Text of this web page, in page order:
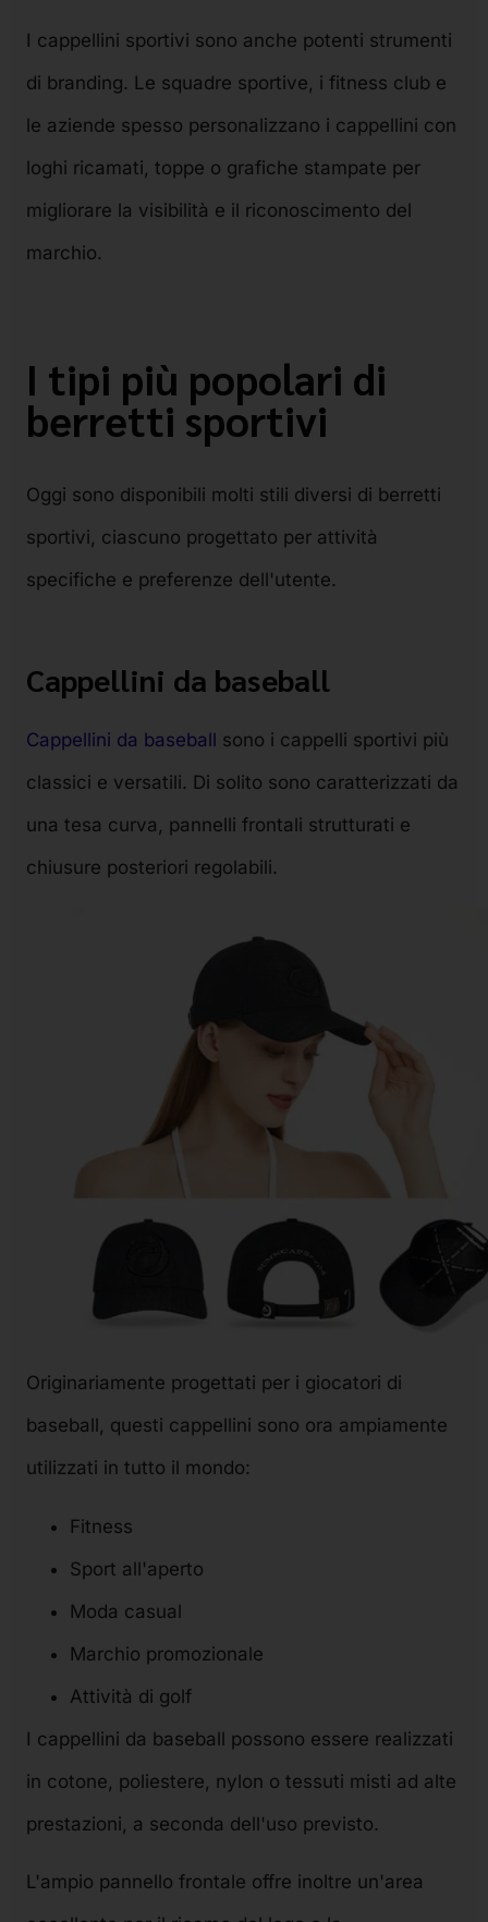
I cappellini sportivi sono anche potenti strumenti
di branding. Le squadre sportive, i fitness club e
le aziende spesso personalizzano i cappellini con
loghi ricamati, toppe o grafiche stampate per
migliorare la visibilità e il riconoscimento del
marchio.
I tipi più popolari di
berretti sportivi
Oggi sono disponibili molti stili diversi di berretti
sportivi, ciascuno progettato per attività
specifiche e preferenze dell'utente.
Cappellini da baseball
Cappellini da baseball sono i cappelli sportivi più
classici e versatili. Di solito sono caratterizzati da
una tesa curva, pannelli frontali strutturati e
chiusure posteriori regolabili.
Originariamente progettati per i giocatori di
baseball, questi cappellini sono ora ampiamente
utilizzati in tutto il mondo:
Fitness
Sport all'aperto
Moda casual
Marchio promozionale
Attività di golf
I cappellini da baseball possono essere realizzati
in cotone, poliestere, nylon o tessuti misti ad alte
prestazioni, a seconda dell'uso previsto.
L'ampio pannello frontale offre inoltre un'area